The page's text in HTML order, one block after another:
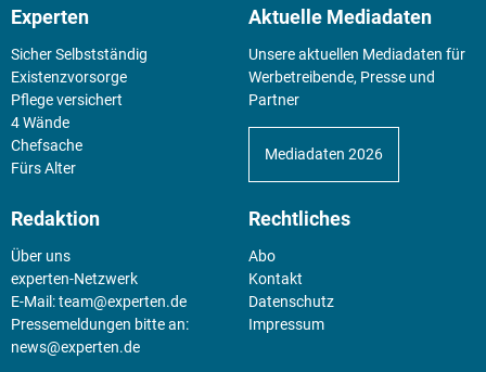
Experten
Sicher Selbstständig
Existenz­vorsorge
Pflege versichert
4 Wände
Chefsache
Fürs Alter
Aktuelle Mediadaten
Unsere aktuellen Mediadaten für
Werbetreibende, Presse und
Partner
Mediadaten 2026
Redaktion
Über uns
experten-Netzwerk
E-Mail:team@experten.de
Pressemeldungen bitte an:
news@experten.de
Rechtliches
Abo
Kontakt
Datenschutz
Impressum